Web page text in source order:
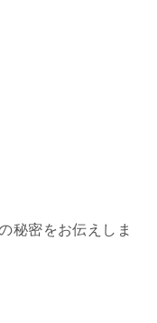
秘密をお伝えしま